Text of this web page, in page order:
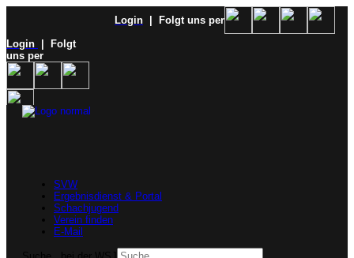
Login
| Folgt uns per
Login
| Folgt
uns per
SVW
Ergebnisdienst & Portal
Schachjugend
Verein finden
E-Mail